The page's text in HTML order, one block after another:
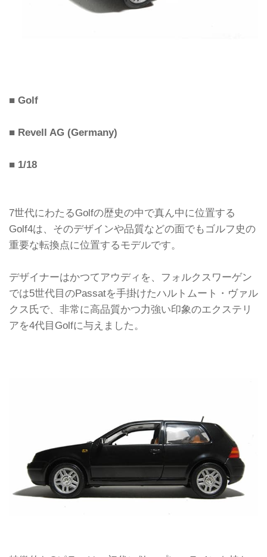
■ Golf
■ Revell AG (Germany)
■ 1/18
7世代にわたるGolfの歴史の中で真ん中に位置する
Golf4は、そのデザインや品質などの面でもゴルフ史の
重要な転換点に位置するモデルです。
デザイナーはかつてアウディを、フォルクスワーゲン
では5世代目のPassatを手掛けたハルトムート・ヴァル
クス氏で、非常に高品質かつ力強い印象のエクステリ
アを4代目Golfに与えました。